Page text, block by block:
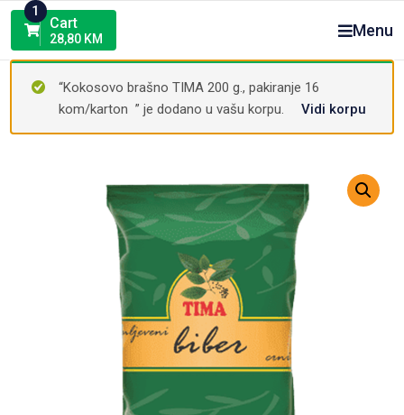
Skip
content
1
Cart
28,80 KM Menu
“Kokosovo brašno TIMA 200 g., pakiranje 16
kom/karton ” je dodano u vašu korpu.
Vidi korpu